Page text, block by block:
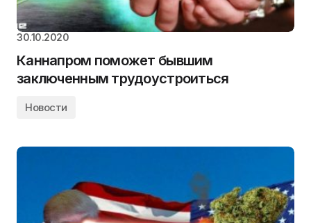
30.10.2020
Каннапром поможет бывшим
заключенным трудоустроиться
Новости